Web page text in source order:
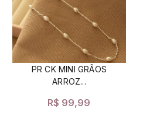
PR CK MINI GRÃOS
ARROZ...
R$ 99,99